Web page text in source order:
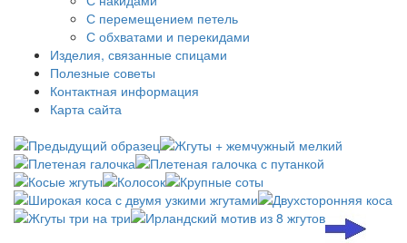
С перемещением петель
С обхватами и перекидами
Изделия, связанные спицами
Полезные советы
Контактная информация
Карта сайта